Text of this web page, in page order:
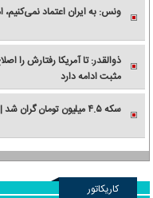
ونس: به ایران اعتماد نمی‌کنیم،
ذوالقدر: تا آمریکا رفتارش را
مثبت ادامه دارد
سکه ۴.۵ میلیون تومان گران شد | جذابیت قیمت‌ها دلار را بالا کشید
کاریکاتور